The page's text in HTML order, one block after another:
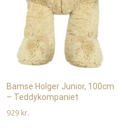
Bamse Holger Junior, 100cm
– Teddykompaniet
929 kr.